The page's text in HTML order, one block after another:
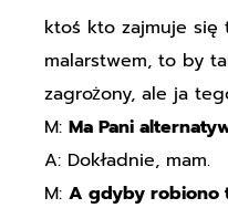
ktoś kto zajmuje się
malarstwem, to by
zagrożony, ale ja
M: Ma Pani
A: Dokładnie, mam.
M: A gdyby robiono